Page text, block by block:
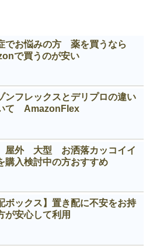
でお悩みの方 薬を買うなら
で買うのが安い
ンフレックスとデリプロの違い
て AmazonFlex
外 大型 お洒落カッコイイ
購入検討中の方おすすめ
ボックス】置き配に不安をお持
が安心して利用